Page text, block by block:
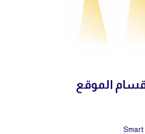
الموقع